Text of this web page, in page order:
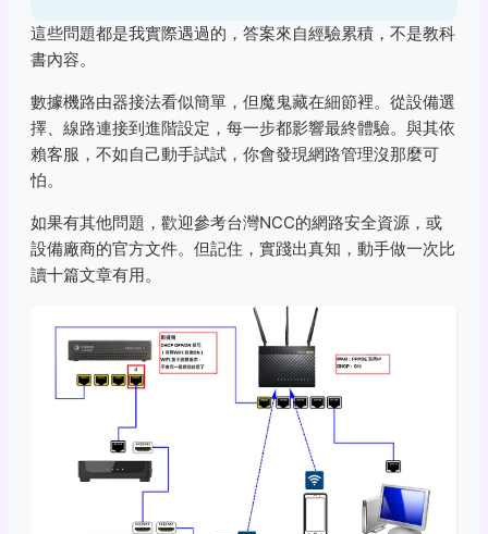
這些問題都是我實際遇過的，答案來自經驗累積，不是教科
書內容。
數據機路由器接法看似簡單，但魔鬼藏在細節裡。從設備選
擇、線路連接到進階設定，每一步都影響最終體驗。與其依
賴客服，不如自己動手試試，你會發現網路管理沒那麼可
怕。
如果有其他問題，歡迎參考台灣NCC的網路安全資源，或
設備廠商的官方文件。但記住，實踐出真知，動手做一次比
讀十篇文章有用。